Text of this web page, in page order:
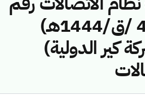
( 4374394 /ق/1444هـ)
كير الدولية)